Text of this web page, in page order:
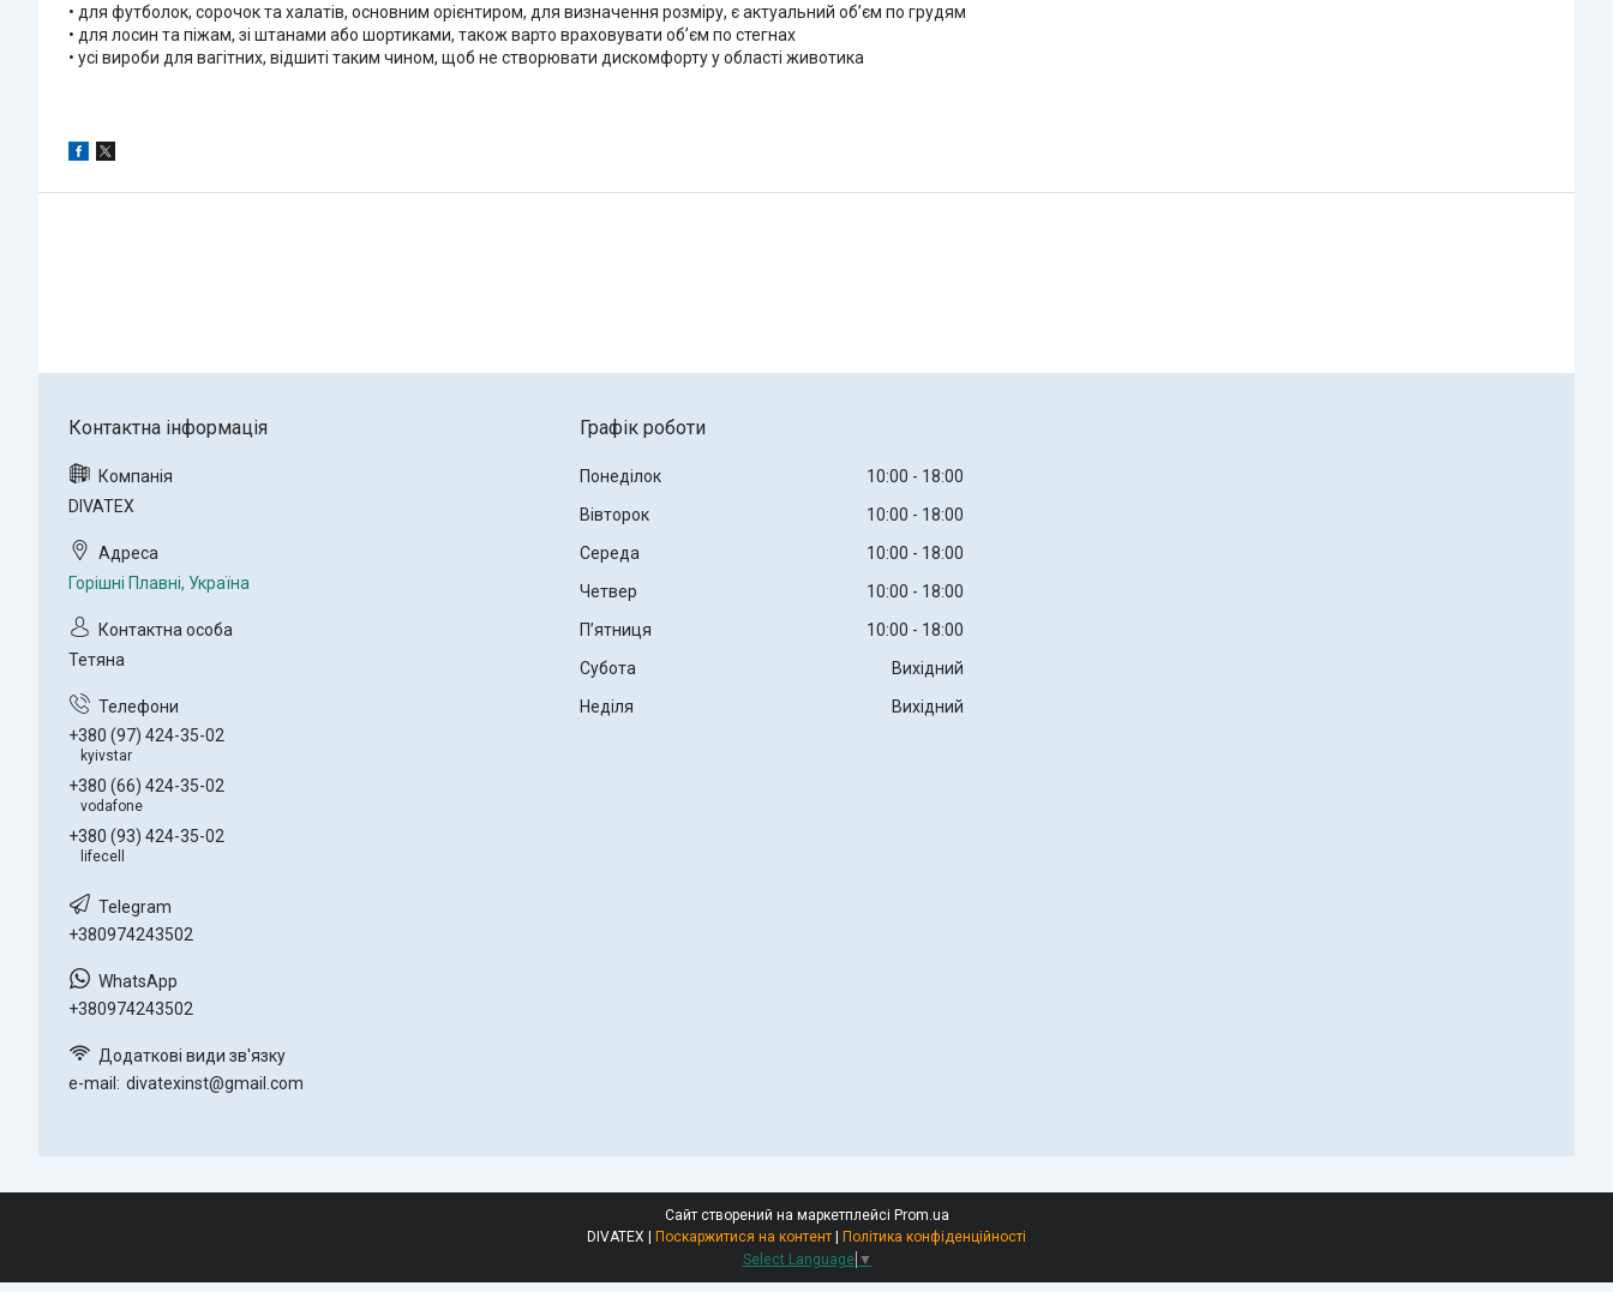
• для футболок, сорочок та халатів, основним орієнтиром, для визначення розміру, є актуальний об’єм по грудям
• для лосин та піжам, зі штанами або шортиками, також варто враховувати об’єм по стегнах
• усі вироби для вагітних, відшиті таким чином, щоб не створювати дискомфорту у області животика
DIVATEX
Горішні Плавні, Україна
Тетяна
+380 (97) 424-35-02
kyivstar
+380 (66) 424-35-02
vodafone
+380 (93) 424-35-02
lifecell
+380974243502
+380974243502
e-mail divatexinst@gmail.com
Графік роботи
Понеділок 10:00
18:00
Вівторок
10:00
18:00
Середа
10:00
18:00
Четвер
10:00
18:00
Пʼятниця
10:00
18:00
Субота
Вихідний
Неділя
Вихідний
Сайт створений на маркетплейсі Prom.ua
Поскаржитися на контент
Політика конфіденційності
Select Language ▼